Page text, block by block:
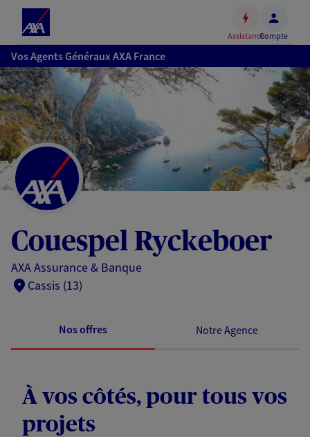
Accéder
au
contenu
principal
au
pied
page
AssistanceCompte
Vos Agents Généraux AXA France
Couespel Ryckeboer
AXA Assurance & Banque
Cassis (13)
Nos offres Notre Agence
À vos côtés, pour tous vos
projets